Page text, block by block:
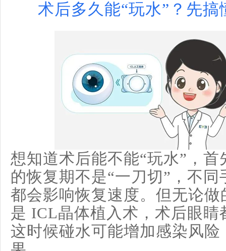
术后多久能“玩水”？先搞
想知道术后能不能“玩水”，
的恢复期不是“一刀切”，不
都会影响恢复速度。但无论
是 ICL晶体植入术，术后眼睛
这时候碰水可能增加感染风